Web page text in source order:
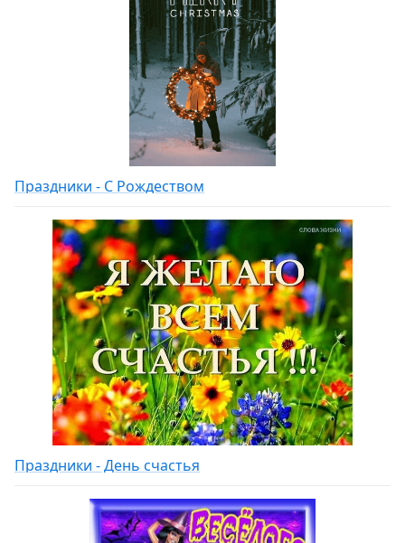
Праздники - С Рождеством
Праздники - День счастья